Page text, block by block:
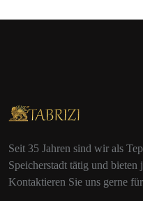
Seit 35 Jahren sind wir als
Speicherstadt tätig und
Kontaktieren Sie uns gerne